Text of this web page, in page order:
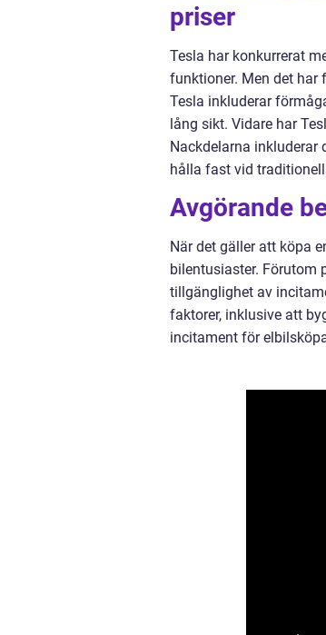
priser
Tesla har konkurrerat
funktioner. Men det har
Tesla inkluderar
lång sikt. Vidare har
Nackdelarna inkluderar
hålla fast vid
Avgörande
När det gäller att köpa
bilentusiaster. Förutom
tillgänglighet av
faktorer, inklusive att
incitament för